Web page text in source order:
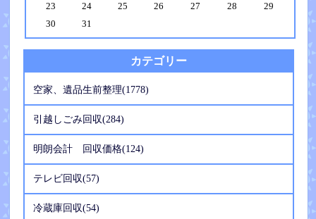
23
24 25 26 27 28
29
30
31
カテゴリー
空家、遺品生前整理(1778)
引越しごみ回収(284)
明朗会計 回収価格(124)
テレビ回収(57)
冷蔵庫回収(54)